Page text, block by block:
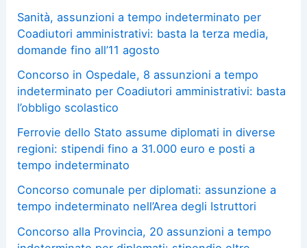
Sanità, assunzioni a tempo indeterminato per
Coadiutori amministrativi: basta la terza media,
domande fino all’11 agosto
Concorso in Ospedale, 8 assunzioni a tempo
indeterminato per Coadiutori amministrativi: basta
l’obbligo scolastico
Ferrovie dello Stato assume diplomati in diverse
regioni: stipendi fino a 31.000 euro e posti a
tempo indeterminato
Concorso comunale per diplomati: assunzione a
tempo indeterminato nell’Area degli Istruttori
Concorso alla Provincia, 20 assunzioni a tempo